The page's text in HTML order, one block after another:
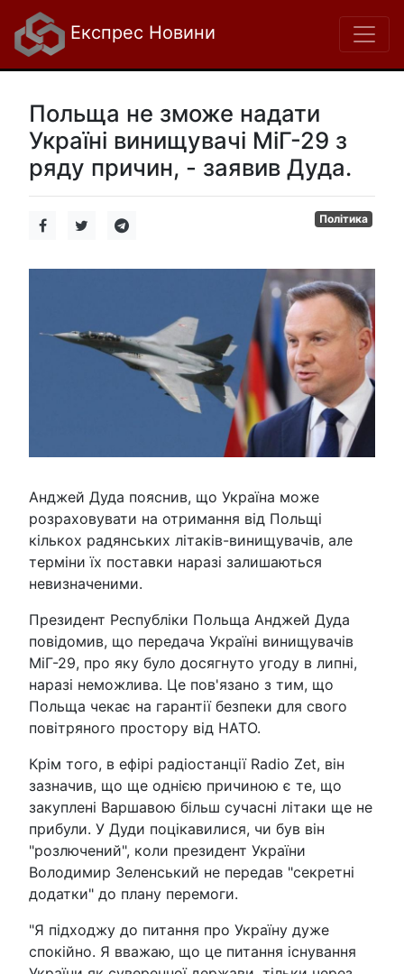
Експрес Новини
Польща не зможе надати
Україні винищувачі МіГ-29 з
ряду причин, - заявив Дуда.
Політика
Анджей Дуда пояснив, що Україна може
розраховувати на отримання від Польщі
кількох радянських літаків-винищувачів, але
терміни їх поставки наразі залишаються
невизначеними.
Президент Республіки Польща Анджей Дуда
повідомив, що передача Україні винищувачів
МіГ-29, про яку було досягнуто угоду в липні,
наразі неможлива. Це пов'язано з тим, що
Польща чекає на гарантії безпеки для свого
повітряного простору від НАТО.
Крім того, в ефірі радіостанції Radio Zet, він
зазначив, що ще однією причиною є те, що
закуплені Варшавою більш сучасні літаки ще не
прибули. У Дуди поцікавилися, чи був він
"розлючений", коли президент України
Володимир Зеленський не передав "секретні
додатки" до плану перемоги.
"Я підходжу до питання про Україну дуже
спокійно. Я вважаю, що це питання існування